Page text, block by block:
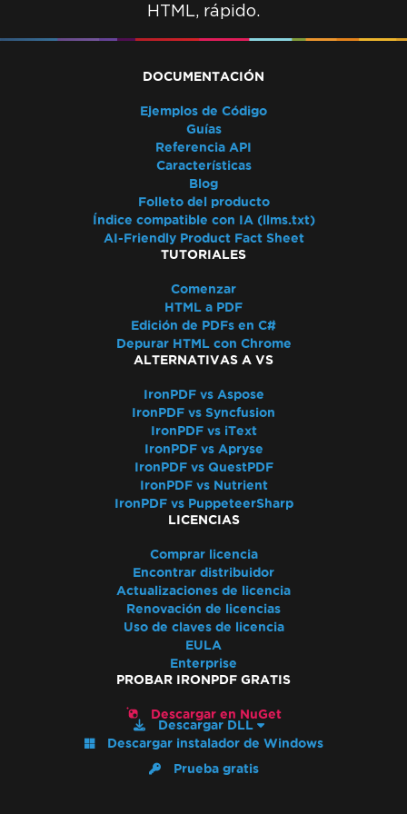
MemoryStream
(.NET 7 y no Windows)
Usar compilación ReadyToRun
Excepción de despliegue de IronPdf.Slim
Incompatibilidad de versión de ClickOnce
.NET Framework falla con Prefer32Bit
PDF/UA muestra un fondo gris
Los emojis no se renderizan
Reglas CSS @page vs RenderingOptions
Inicializando correctamente
RenderingOptions
Discrepancias de fuentes: Windows vs Linux
Extracción de texto desordenada
Validación de licencia de ASP.NET Web
Conexión de Docker de IronPdfEngine falla
en macOS ARM
Agregar Fuentes Usando CSS
Cumplimiento con PDF/UA
Errores de guardado de ruta virtual
Firmas CSP y CNG
Transparencia y color en PDF a imagen
Renderizado IronPdf.UpdatedChrome
Marcadores a través de
ExtractTextFromPage
Uso de memoria de CEF/Chromium
HTML, rápido.
DOCUMENTACIÓN
Ejemplos de Código
Guías
Referencia API
Características
Blog
Folleto del producto
Índice compatible con IA (llms.txt)
AI-Friendly Product Fact Sheet
TUTORIALES
Comenzar
HTML a PDF
Edición de PDFs en C#
Depurar HTML con Chrome
ALTERNATIVAS A VS
IronPDF vs Aspose
IronPDF vs Syncfusion
IronPDF vs iText
IronPDF vs Apryse
IronPDF vs QuestPDF
IronPDF vs Nutrient
IronPDF vs PuppeteerSharp
LICENCIAS
Comprar licencia
Encontrar distribuidor
Actualizaciones de licencia
Renovación de licencias
Uso de claves de licencia
EULA
Enterprise
PROBAR IRONPDF GRATIS
Descargar en NuGet
Descargar DLL
Descargar instalador de Windows
Prueba gratis